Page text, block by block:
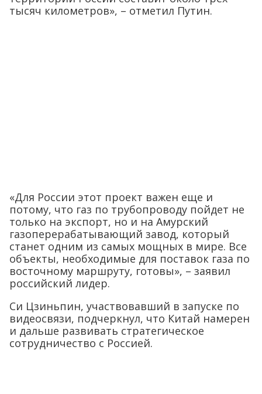
тысяч километров», – отметил Путин.
«Для России этот проект важен еще и
потому, что газ по трубопроводу пойдет не
только на экспорт, но и на Амурский
газоперерабатывающий завод, который
станет одним из самых мощных в мире. Все
объекты, необходимые для поставок газа по
восточному маршруту, готовы», – заявил
российский лидер.
Си Цзиньпин, участвовавший в запуске по
видеосвязи, подчеркнул, что Китай намерен
и дальше развивать стратегическое
сотрудничество с Россией.